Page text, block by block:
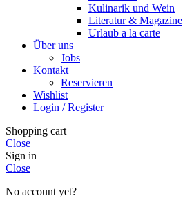
Kulinarik und Wein
Literatur & Magazine
Urlaub a la carte
Über uns
Jobs
Kontakt
Reservieren
Wishlist
Login / Register
Shopping cart
Close
Sign in
Close
No account yet?